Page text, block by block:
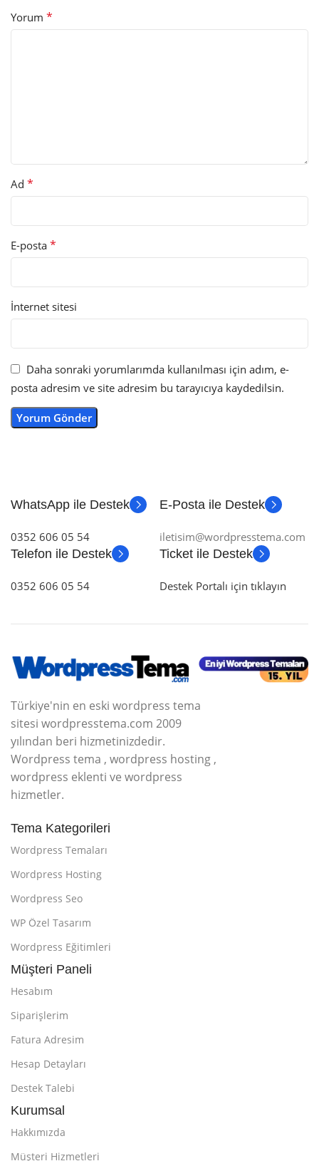
Yorum *
Ad *
E-posta *
İnternet sitesi
Daha sonraki yorumlarımda kullanılması için adım, e-
posta adresim ve site adresim bu tarayıcıya kaydedilsin.
WhatsApp ile Destek
0352 606 05 54
E-Posta ile Destek
iletisim@wordpresstema.com
Telefon ile Destek
0352 606 05 54
Ticket ile Destek
Destek Portalı için tıklayın
Türkiye'nin en eski wordpress tema
sitesi wordpresstema.com 2009
yılından beri hizmetinizdedir.
Wordpress tema , wordpress hosting ,
wordpress eklenti ve wordpress
hizmetler.
Tema Kategorileri
Wordpress Temaları
Wordpress Hosting
Wordpress Seo
WP Özel Tasarım
Wordpress Eğitimleri
Müşteri Paneli
Hesabım
Siparişlerim
Fatura Adresim
Hesap Detayları
Destek Talebi
Kurumsal
Hakkımızda
Müşteri Hizmetleri